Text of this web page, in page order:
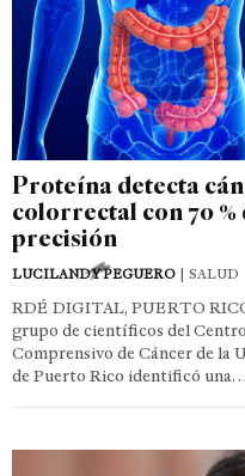
Proteína detecta
colorrectal con 70 %
precisión
LUCILANDY PEGUERO | SALUD
RDÉ DIGITAL, PUERTO
grupo de científicos del Centro
Comprensivo de Cáncer de la
de Puerto Rico identificó una…